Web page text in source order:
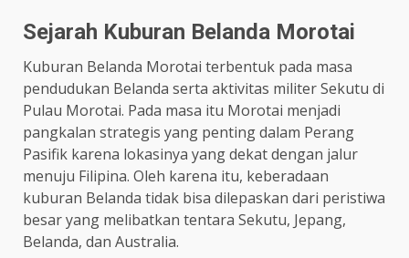
Sejarah Kuburan Belanda Morotai
Kuburan Belanda Morotai terbentuk pada masa
pendudukan Belanda serta aktivitas militer Sekutu di
Pulau Morotai. Pada masa itu Morotai menjadi
pangkalan strategis yang penting dalam Perang
Pasifik karena lokasinya yang dekat dengan jalur
menuju Filipina. Oleh karena itu, keberadaan
kuburan Belanda tidak bisa dilepaskan dari peristiwa
besar yang melibatkan tentara Sekutu, Jepang,
Belanda, dan Australia.